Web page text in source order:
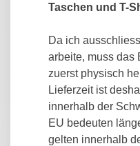
Taschen und T-
Da ich
arbeite, muss das
zuerst physisch
Lieferzeit ist
innerhalb der
EU bedeuten
gelten innerhalb